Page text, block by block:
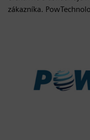
zákazníka.